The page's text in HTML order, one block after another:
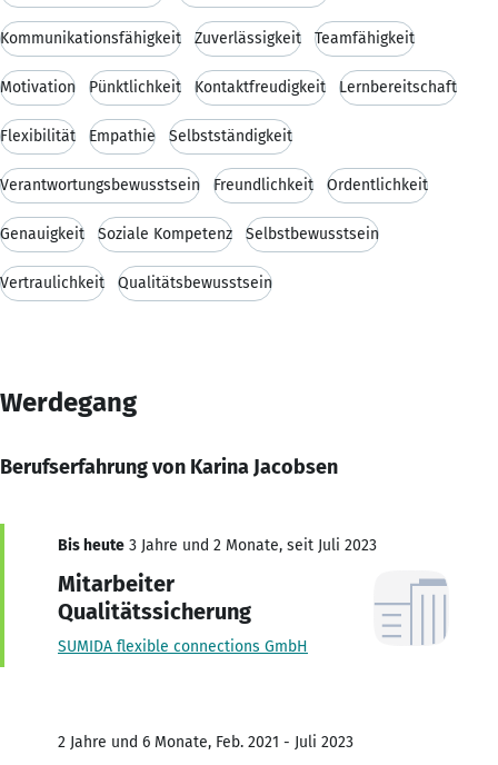
Kommunikationsfähigkeit Zuverlässigkeit Teamfähigkeit
Motivation Pünktlichkeit Kontaktfreudigkeit Lernbereitschaft
Flexibilität Empathie Selbstständigkeit
Verantwortungsbewusstsein Freundlichkeit Ordentlichkeit
Genauigkeit Soziale Kompetenz Selbstbewusstsein
Vertraulichkeit Qualitätsbewusstsein
Werdegang
Berufserfahrung von Karina Jacobsen
Bis heute 3 Jahre und 2 Monate, seit Juli 2023
Mitarbeiter
Qualitätssicherung
SUMIDA flexible connections GmbH
2 Jahre und 6 Monate, Feb. 2021 - Juli 2023